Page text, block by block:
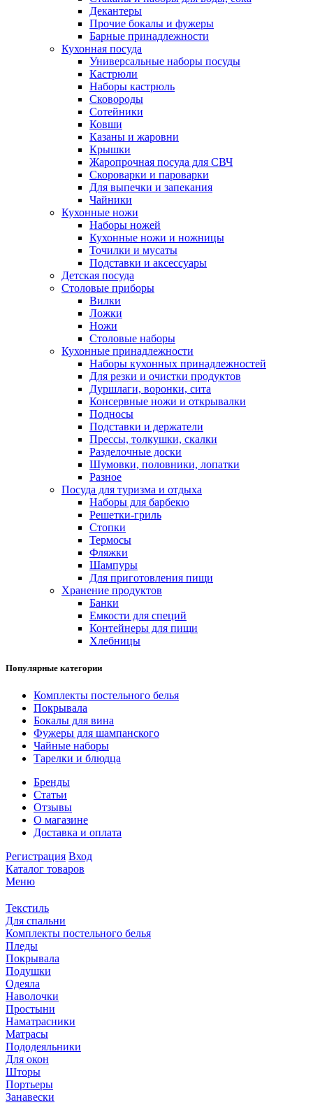
Декантеры
Прочие бокалы и фужеры
Барные принадлежности
Кухонная посуда
Универсальные наборы посуды
Кастрюли
Наборы кастрюль
Сковороды
Сотейники
Ковши
Казаны и жаровни
Крышки
Жаропрочная посуда для СВЧ
Скороварки и пароварки
Для выпечки и запекания
Чайники
Кухонные ножи
Наборы ножей
Кухонные ножи и ножницы
Точилки и мусаты
Подставки и аксессуары
Детская посуда
Столовые приборы
Вилки
Ложки
Ножи
Столовые наборы
Кухонные принадлежности
Наборы кухонных принадлежностей
Для резки и очистки продуктов
Дуршлаги, воронки, сита
Консервные ножи и открывалки
Подносы
Подставки и держатели
Прессы, толкушки, скалки
Разделочные доски
Шумовки, половники, лопатки
Разное
Посуда для туризма и отдыха
Наборы для барбекю
Решетки-гриль
Стопки
Термосы
Фляжки
Шампуры
Для приготовления пищи
Хранение продуктов
Банки
Емкости для специй
Контейнеры для пищи
Хлебницы
Популярные категории
Комплекты постельного белья
Покрывала
Бокалы для вина
Фужеры для шампанского
Чайные наборы
Тарелки и блюдца
Бренды
Статьи
Отзывы
О магазине
Доставка и оплата
Регистрация Вход
Каталог товаров
Меню
Текстиль
Для спальни
Комплекты постельного белья
Пледы
Покрывала
Подушки
Одеяла
Наволочки
Простыни
Наматрасники
Матрасы
Пододеяльники
Для окон
Шторы
Портьеры
Занавески